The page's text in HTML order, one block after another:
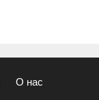
О нас